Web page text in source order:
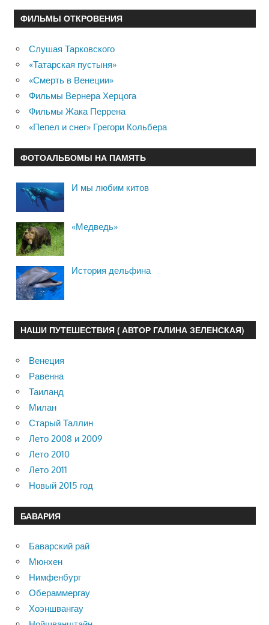
ФИЛЬМЫ ОТКРОВЕНИЯ
Слушая Тарковского
«Татарская пустыня»
«Смерть в Венеции»
Фильмы Вернера Херцога
Фильмы Жака Перрена
«Пепел и снег» Грегори Кольбера
ФОТОАЛЬБОМЫ НА ПАМЯТЬ
И мы любим китов
«Медведь»
История дельфина
НАШИ ПУТЕШЕСТВИЯ ( АВТОР ГАЛИНА ЗЕЛЕНСКАЯ)
Венеция
Равенна
Таиланд
Милан
Старый Таллин
Лето 2008 и 2009
Лето 2010
Лето 2011
Новый 2015 год
БАВАРИЯ
Баварский рай
Мюнхен
Нимфенбург
Обераммергау
Хоэншвангау